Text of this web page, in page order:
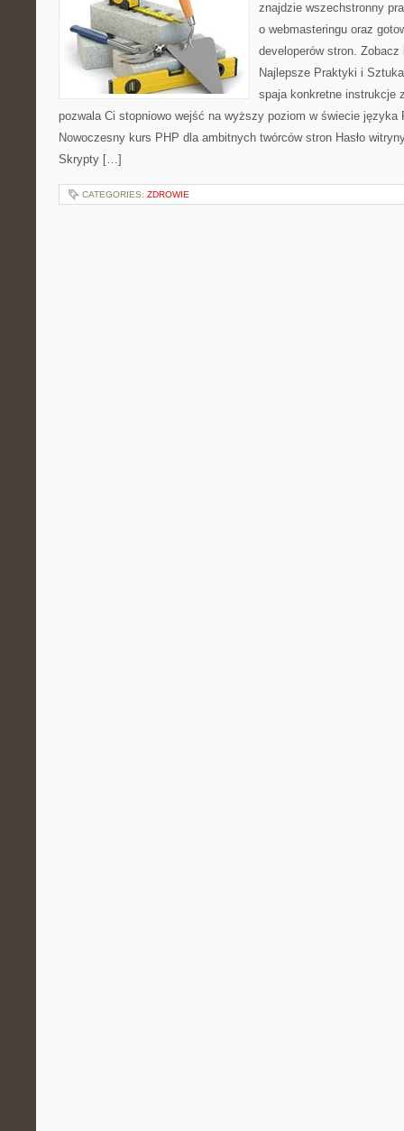
znajdzie wszechstronny
o webmasteringu oraz
developerów stron.
Najlepsze Praktyki i
spaja konkretne instrukcje
pozwala Ci stopniowo wejść na wyższy poziom w świecie języka
Nowoczesny kurs PHP dla ambitnych twórców stron Hasło
Skrypty […]
CATEGORIES: ZDROWIE